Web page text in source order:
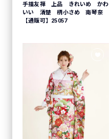
手描友禅 上品 きれいめ かわ
いい 清楚 柄小さめ 南琴奈
【通販可】25057